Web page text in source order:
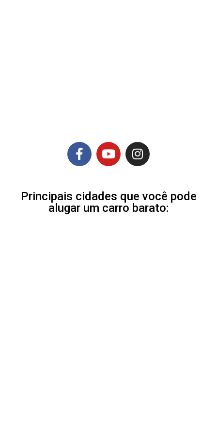
Principais cidades que você pode
alugar um carro barato: